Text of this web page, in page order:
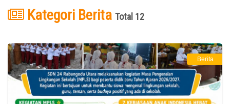
Kategori Berita Total 12
Berita